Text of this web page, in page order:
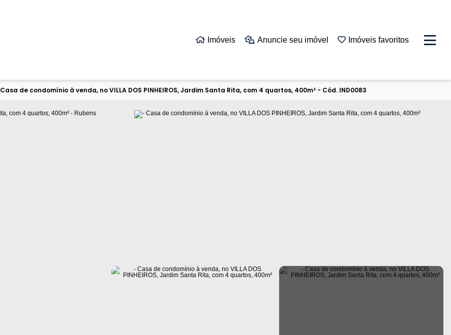
Imóveis Anuncie seu imóvel Imóveis favoritos
Casa de condomínio à venda, no VILLA DOS PINHEIROS, Jardim Santa Rita, com 4 quartos, 400m² - Cód. IND0083